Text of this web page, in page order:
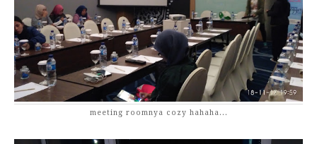
meeting roomnya cozy hahaha...